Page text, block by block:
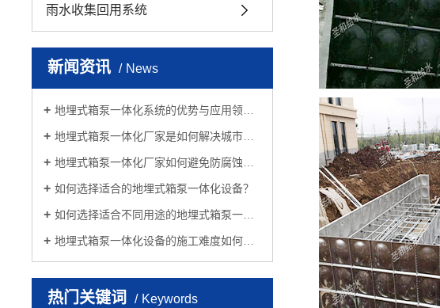
雨水收集回用系统
新闻资讯 News
地埋式箱泵一体化系统的优势与应用领域是什么？
地埋式箱泵一体化厂家是如何解决城市污水处理难题的？
地埋式箱泵一体化厂家如何避免防腐蚀问题？
如何选择适合的地埋式箱泵一体化设备？
如何选择适合不同用途的地埋式箱泵一体化设备？
地埋式箱泵一体化设备的施工难度如何？是否适合自行安装？
热门关键词 Keywords